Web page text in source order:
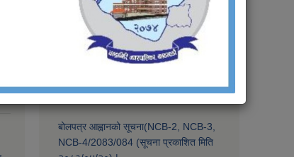
शिलबन्दी दरभाउपत्र आह्वानको
सूचना(Renovation of the Ward Health
Post of Ward 12, Balambu,
२०८३/०४/२१) |
बोलपत्र आह्वानको सूचना(NCB-2, NCB-3,
NCB-4/2083/084 (सूचना प्रकाशित मिति